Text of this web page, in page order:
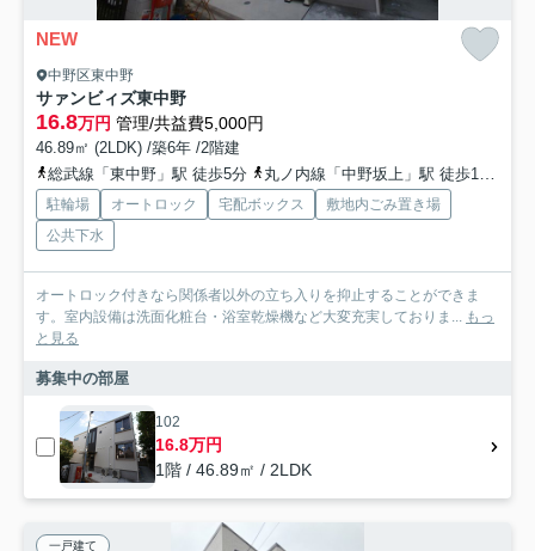
NEW
中野区東中野
サァンビィズ東中野
16.8万円 管理/共益費5,000円
46.89㎡ (2LDK) /築6年 /2階建
総武線「東中野」駅 徒歩5分
丸ノ内線「中野坂上」駅 徒歩10分
駐輪場 オートロック 宅配ボックス
敷地内ごみ置き場
公共下水
オートロック付きなら関係者以外の立ち入りを抑止することができま
す。室内設備は洗面化粧台・浴室乾燥機など大変充実しておりま... もっ
と見る
募集中の部屋
102
16.8万円
1階 / 46.89㎡ / 2LDK
一戸建て